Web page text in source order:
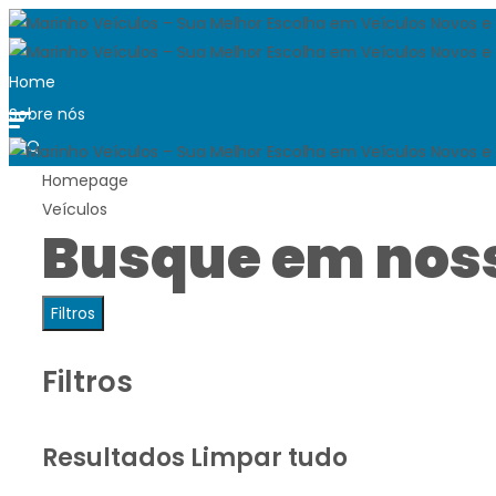
Home
Sobre nós
FAQ
Trabalhe conosco
Quero vender
Contato
Ver carros disponíveis
Homepage
Veículos
Busque em
Filtros
Filtros
Resultados Limpar tudo